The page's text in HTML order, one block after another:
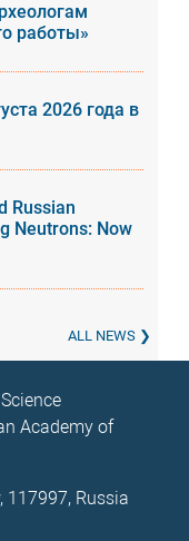
работы»
2026 года в
Russian
Neutrons: Now
ALL NEWS
Academy of
117997, Russia